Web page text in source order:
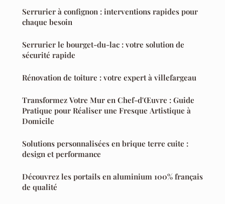
Serrurier à confignon : interventions rapides pour
chaque besoin
Serrurier le bourget-du-lac : votre solution de
sécurité rapide
Rénovation de toiture : votre expert à villefargeau
Transformez Votre Mur en Chef-d'Œuvre : Guide
Pratique pour Réaliser une Fresque Artistique à
Domicile
Solutions personnalisées en brique terre cuite :
design et performance
Découvrez les portails en aluminium 100% français
de qualité